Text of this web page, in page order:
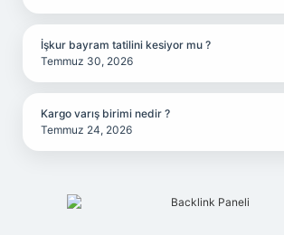
İşkur bayram tatilini kesiyor mu ?
Temmuz 30, 2026
Kargo varış birimi nedir ?
Temmuz 24, 2026